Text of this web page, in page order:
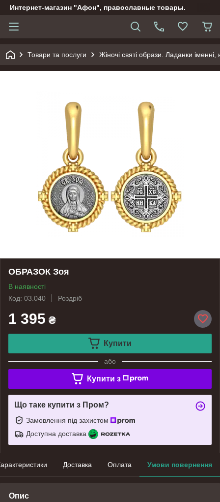
Интернет-магазин "Афон", православные товары.
Товари та послуги Жіночі святі образи. Ладанки іменні,
ОБРАЗОК Зоя
В наявності
Код: 03.040
Роздріб
1 395 ₴
Купити
або
Купити з
Що таке купити з Пром?
Замовлення під захистом
Доступна доставка
Доставка Оплата Умови повернення
Опис